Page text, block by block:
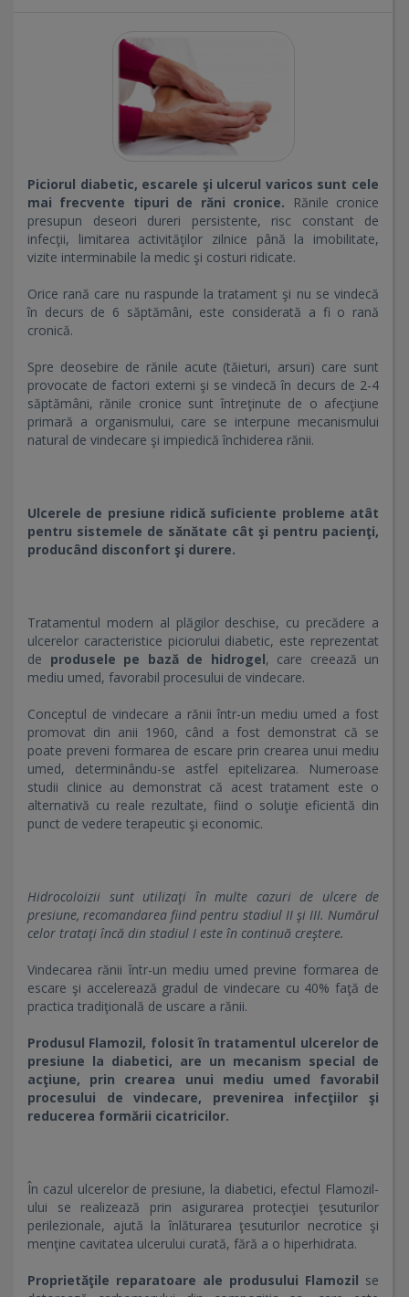
Piciorul diabetic, escarele şi ulcerul varicos sunt cele
mai frecvente tipuri de răni cronice. Rănile cronice
presupun deseori dureri persistente, risc constant de
infecţii, limitarea activităţilor zilnice până la imobilitate,
vizite interminabile la medic şi costuri ridicate.
Orice rană care nu raspunde la tratament şi nu se vindecă
în decurs de 6 săptămâni, este considerată a fi o rană
cronică.
Spre deosebire de rănile acute (tăieturi, arsuri) care sunt
provocate de factori externi şi se vindecă în decurs de 2-4
săptămâni, rănile cronice sunt întreţinute de o afecţiune
primară a organismului, care se interpune mecanismului
natural de vindecare şi impiedică închiderea rănii.
Ulcerele de presiune ridică suficiente probleme atât
pentru sistemele de sănătate cât şi pentru pacienţi,
producând disconfort şi durere.
Tratamentul modern al plăgilor deschise, cu precădere a
ulcerelor caracteristice piciorului diabetic, este reprezentat
de produsele pe bază de hidrogel, care creează un
mediu umed, favorabil procesului de vindecare.
Conceptul de vindecare a rănii într-un mediu umed a fost
promovat din anii 1960, când a fost demonstrat că se
poate preveni formarea de escare prin crearea unui mediu
umed, determinându-se astfel epitelizarea. Numeroase
studii clinice au demonstrat că acest tratament este o
alternativă cu reale rezultate, fiind o soluţie eficientă din
punct de vedere terapeutic şi economic.
Hidrocoloizii sunt utilizaţi în multe cazuri de ulcere de
presiune, recomandarea fiind pentru stadiul II şi III. Numărul
celor trataţi încă din stadiul I este în continuă creştere.
Vindecarea rănii într-un mediu umed previne formarea de
escare şi accelerează gradul de vindecare cu 40% faţă de
practica tradiţională de uscare a rănii.
Produsul Flamozil, folosit în tratamentul ulcerelor de
presiune la diabetici, are un mecanism special de
acţiune, prin crearea unui mediu umed favorabil
procesului de vindecare, prevenirea infecţiilor şi
reducerea formării cicatricilor.
În cazul ulcerelor de presiune, la diabetici, efectul Flamozil-
ului se realizează prin asigurarea protecţiei ţesuturilor
perilezionale, ajută la înlăturarea ţesuturilor necrotice şi
menţine cavitatea ulcerului curată, fără a o hiperhidrata.
Proprietăţile reparatoare ale produsului Flamozil se